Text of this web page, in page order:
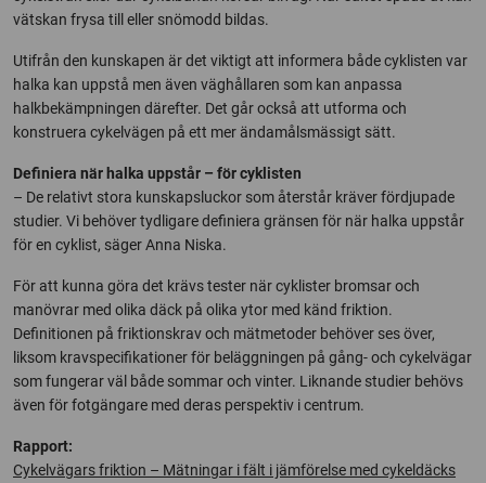
vätskan frysa till eller snömodd bildas.
Utifrån den kunskapen är det viktigt att informera både cyklisten var
halka kan uppstå men även väghållaren som kan anpassa
halkbekämpningen därefter. Det går också att utforma och
konstruera cykelvägen på ett mer ändamålsmässigt sätt.
Definiera när halka uppstår – för cyklisten
– De relativt stora kunskapsluckor som återstår kräver fördjupade
studier. Vi behöver tydligare definiera gränsen för när halka uppstår
för en cyklist, säger Anna Niska.
För att kunna göra det krävs tester när cyklister bromsar och
manövrar med olika däck på olika ytor med känd friktion.
Definitionen på friktionskrav och mätmetoder behöver ses över,
liksom kravspecifikationer för beläggningen på gång- och cykelvägar
som fungerar väl både sommar och vinter. Liknande studier behövs
även för fotgängare med deras perspektiv i centrum.
Rapport:
Cykelvägars friktion – Mätningar i fält i jämförelse med cykeldäcks